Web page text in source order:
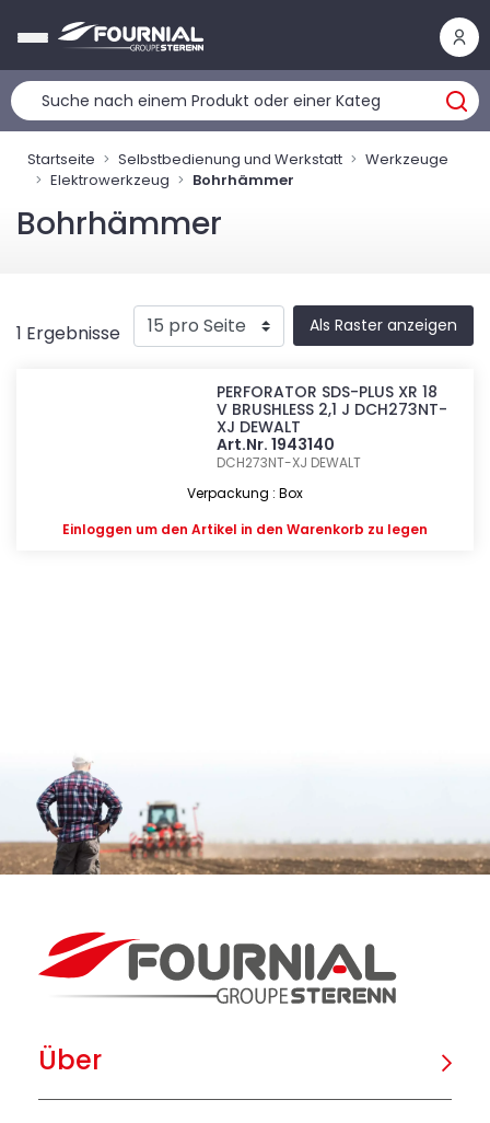
Startseite Selbstbedienung und Werkstatt
Werkzeuge
Elektrowerkzeug
Bohrhämmer
Bohrhämmer
1 Ergebnisse Als Raster anzeigen
PERFORATOR SDS-PLUS XR 18
V BRUSHLESS 2,1 J DCH273NT-
XJ DEWALT
Art.Nr. 1943140
DCH273NT-XJ DEWALT
Verpackung : Box
Einloggen um den Artikel in den Warenkorb zu legen
Über